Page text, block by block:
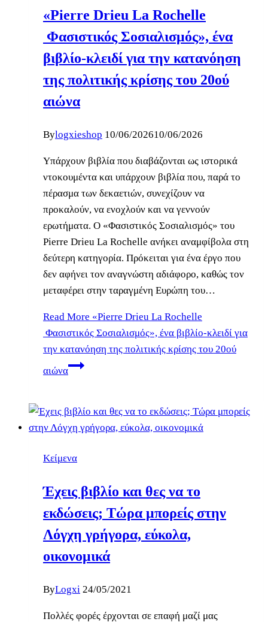
«Pierre Drieu La Rochelle
Φασιστικός Σοσιαλισμός», ένα
βιβλίο-κλειδί για την κατανόηση
της πολιτικής κρίσης του 20ού
αιώνα
Bylogxieshop 10/06/202610/06/2026
Υπάρχουν βιβλία που διαβάζονται ως ιστορικά
ντοκουμέντα και υπάρχουν βιβλία που, παρά το
πέρασμα των δεκαετιών, συνεχίζουν να
προκαλούν, να ενοχλούν και να γεννούν
ερωτήματα. Ο «Φασιστικός Σοσιαλισμός» του
Pierre Drieu La Rochelle ανήκει αναμφίβολα στη
δεύτερη κατηγορία. Πρόκειται για ένα έργο που
δεν αφήνει τον αναγνώστη αδιάφορο, καθώς τον
μεταφέρει στην ταραγμένη Ευρώπη του…
Read More «Pierre Drieu La Rochelle
Φασιστικός Σοσιαλισμός», ένα βιβλίο-κλειδί για
την κατανόηση της πολιτικής κρίσης του 20ού
αιώνα
Κείμενα
Έχεις βιβλίο και θες να το
εκδώσεις; Τώρα μπορείς στην
Λόγχη γρήγορα, εύκολα,
οικονομικά
ByLogxi 24/05/2021
Πολλές φορές έρχονται σε επαφή μαζί μας